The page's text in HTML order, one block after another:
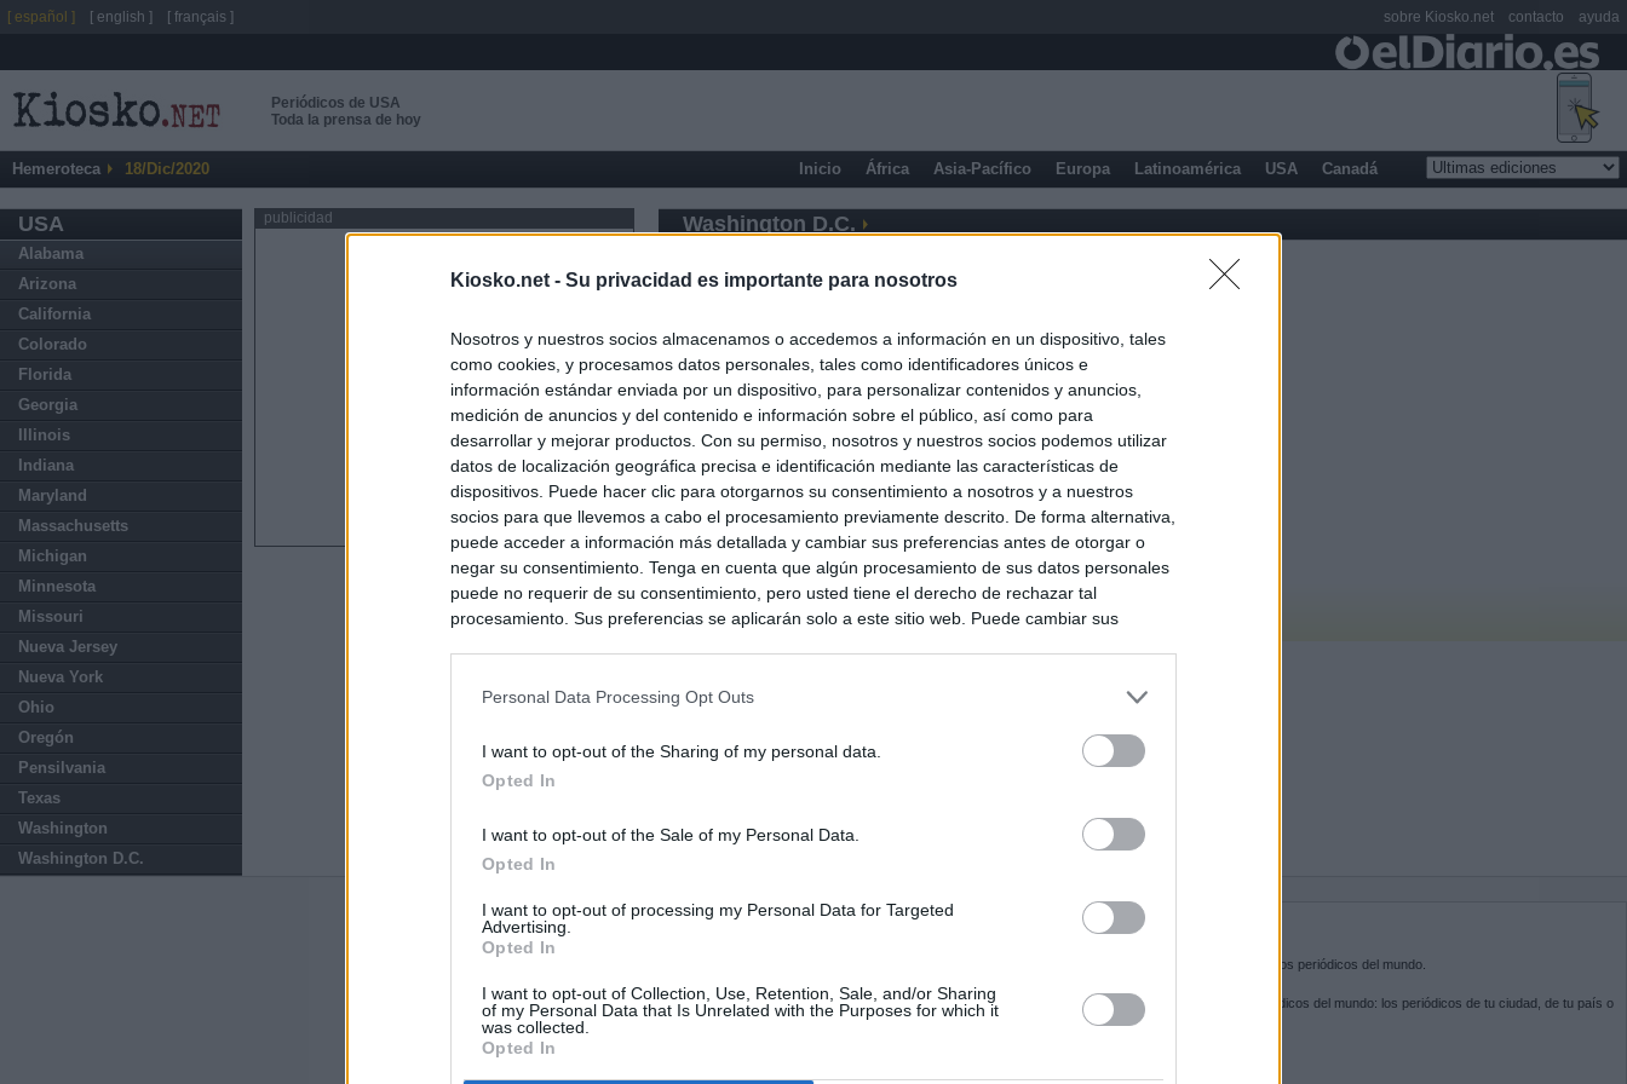
Kiosko.net - Su privacidad es importante para nosotros
Nosotros y nuestros socios almacenamos o accedemos a información en un dispositivo, tales
como cookies, y procesamos datos personales, tales como identificadores únicos e
información estándar enviada por un dispositivo, para personalizar contenidos y anuncios,
medición de anuncios y del contenido e información sobre el público, así como para
desarrollar y mejorar productos. Con su permiso, nosotros y nuestros socios podemos utilizar
datos de localización geográfica precisa e identificación mediante las características de
dispositivos. Puede hacer clic para otorgarnos su consentimiento a nosotros y a nuestros
socios para que llevemos a cabo el procesamiento previamente descrito. De forma alternativa,
puede acceder a información más detallada y cambiar sus preferencias antes de otorgar o
negar su consentimiento. Tenga en cuenta que algún procesamiento de sus datos personales
puede no requerir de su consentimiento, pero usted tiene el derecho de rechazar tal
procesamiento. Sus preferencias se aplicarán solo a este sitio web. Puede cambiar sus
Personal Data Processing Opt Outs
I want to opt-out of the Sharing of my personal data.
Opted In
I want to opt-out of the Sale of my Personal Data.
Opted In
I want to opt-out of processing my Personal Data for Targeted
Advertising.
Opted In
I want to opt-out of Collection, Use, Retention, Sale, and/or Sharing
of my Personal Data that Is Unrelated with the Purposes for which it
was collected.
Opted In
Periódicos de USA
Toda la prensa de hoy
Hemeroteca 18/Dic/2020 Inicio África Asia-Pacífico Europa Latinoamérica USA Canadá
USA
Alabama
Arizona
California
Colorado
Florida
Georgia
Illinois
Indiana
Maryland
Massachusetts
Michigan
Minnesota
Missouri
Nueva Jersey
Nueva York
Ohio
Oregón
Pensilvania
Texas
Washington
Washington D.C.
publicidad Washington D.C.
Últimas noticias
que Madrid no tiene residencia oficial para la presidenta"
El Gobierno de Ayuso no puede destinar directamente la venta del ático de
SOBRE KIOSKO.NET
es la puerta de entrada a los periódicos del mundo.
Navega por las portadas de los periódicos del mundo: los periódicos de tu ciudad, de tu país o
del otro extremo del mundo.
[ español ] [ english ] [ français ] sobre Kiosko.net contacto ayuda